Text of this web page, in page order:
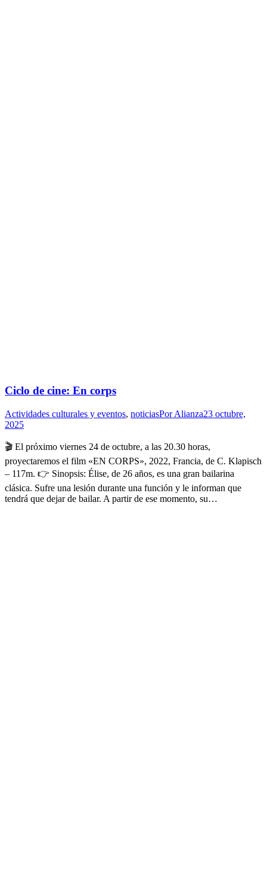
Ciclo de cine: En corps
Actividades culturales y eventos, noticiasPorAlianza23 octubre,
2025
🎬 El próximo viernes 24 de octubre, a las 20.30 horas,
proyectaremos el film «EN CORPS», 2022, Francia, de C. Klapisch
– 117m. 👉 Sinopsis: Élise, de 26 años, es una gran bailarina
clásica. Sufre una lesión durante una función y le informan que
tendrá que dejar de bailar. A partir de ese momento, su…